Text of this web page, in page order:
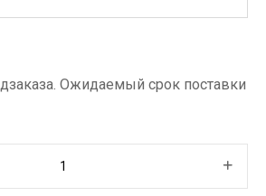
Ожидаемый срок поставки